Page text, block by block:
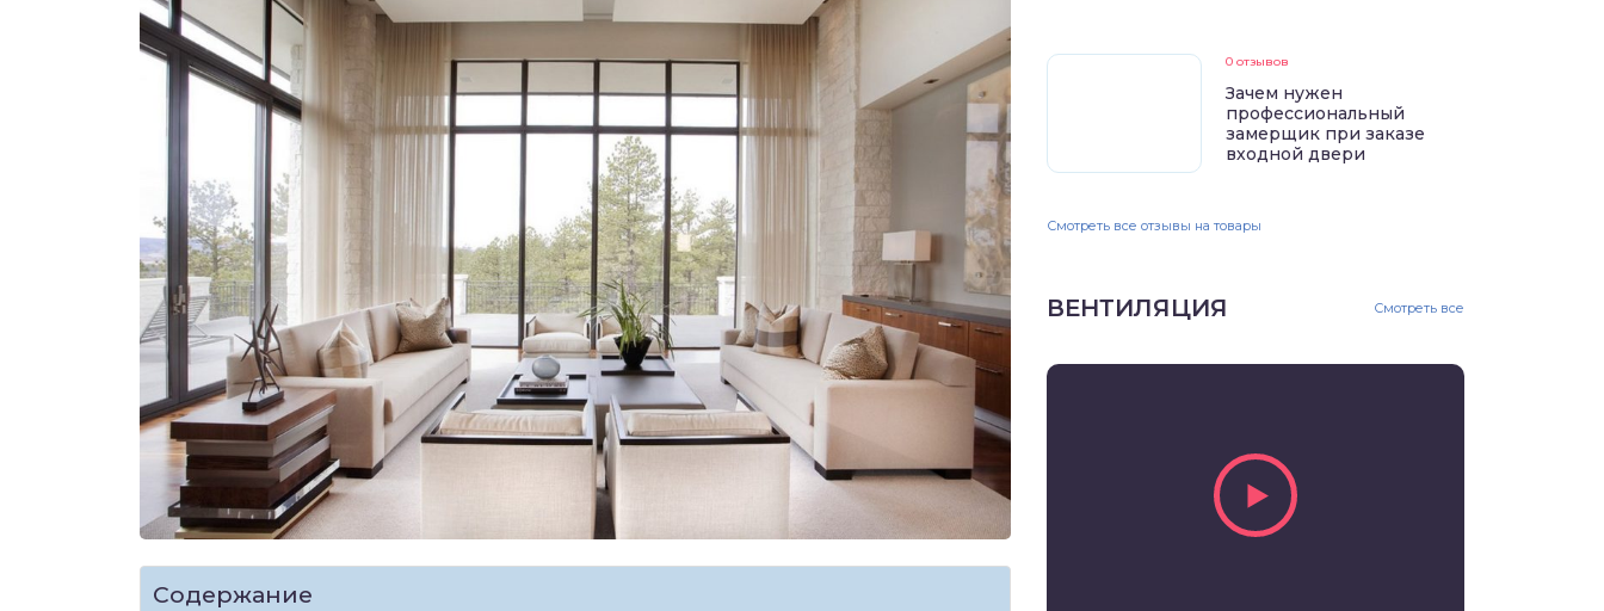
Содержание
0 отзывов
Зачем нужен
профессиональный
замерщик при заказе
входной двери
Смотреть все отзывы на товары
ВЕНТИЛЯЦИЯ Смотреть все